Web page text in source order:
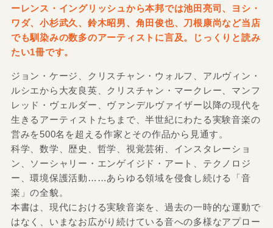
ーレンス・イングリッシュから本邦では池田亮司、ヨシ・
ワダ、小杉武久、鈴木昭男、角田俊也、刀根康尚など当店
でも馴染みの数多のアーティストに言及。じっくりと読み
たい1冊です。
ジョン・ケージ、クリスチャン・ウォルフ、アルヴィン・
ルシエから大友良英、クリスチャン・マークレー、マンフ
レッド・ヴェルダー、ヴァンデルヴァイザー以降の現代を
生きるアーティストたちまで、半世紀にわたる実験音楽の
営みを500名を超える作家とその作品から見通す。
科学、数学、歴史、哲学、視覚芸術、インスタレーショ
ン、ソーシャリー・エンゲイジド・アート、テクノロジ
ー、環境保護活動……あらゆる領域を侵食し続ける「音
楽」の全貌。
本書は、現代における実験音楽を、過去の一時的な運動で
はなく、いまなお広がり続けている音への多様なアプロー